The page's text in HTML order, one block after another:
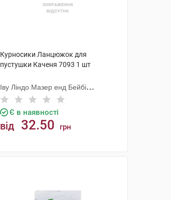
Курносики Ланцюжок для
пустушки Каченя 7093 1 шт
Іву Ліндо Мазер енд Бейбі
Продактс
Є в наявності
від 32.50 грн